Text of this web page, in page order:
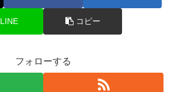
LINE コピー
フォローする